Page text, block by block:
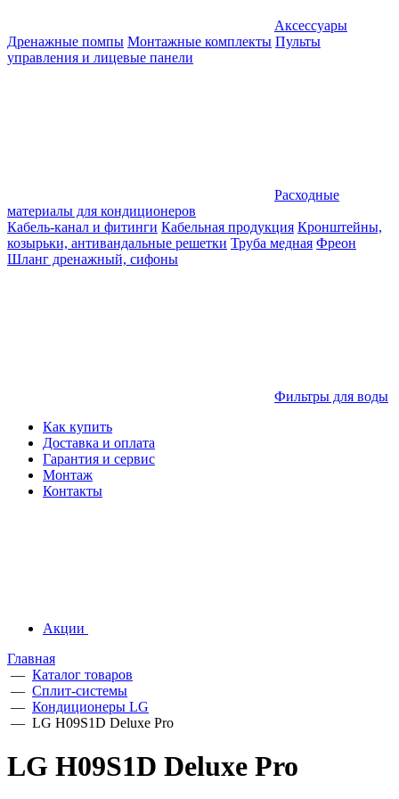
Аксессуары
Дренажные помпы Монтажные комплекты Пульты
управления и лицевые панели
Расходные
материалы для кондиционеров
Кабель-канал и фитинги Кабельная продукция Кронштейны,
козырьки, антивандальные решетки Труба медная Фреон
Шланг дренажный, сифоны
Фильтры для воды
Как купить
Доставка и оплата
Гарантия и сервис
Монтаж
Контакты
Акции
Главная
— Каталог товаров
— Сплит-системы
— Кондиционеры LG
— LG H09S1D Deluxe Pro
LG H09S1D Deluxe Pro